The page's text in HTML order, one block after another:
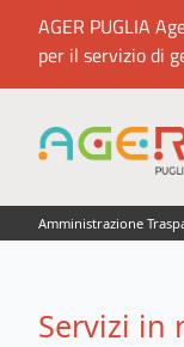
AGER PUGLIA
per il servizio di
Amministrazione
Servizi in